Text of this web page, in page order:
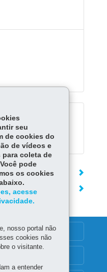
seu
de cookies do
de vídeos e
coleta de
pode
os cookies
acesse
nosso portal não
cookies não
o visitante.
a entender